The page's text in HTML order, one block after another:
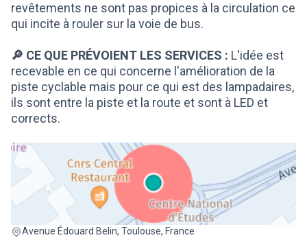
revêtements ne sont pas propices à la circulation ce
qui incite à rouler sur la voie de bus.
🔎 CE QUE PRÉVOIENT LES SERVICES : L'idée est
recevable en ce qui concerne l'amélioration de la
piste cyclable mais pour ce qui est des lampadaires,
ils sont entre la piste et la route et sont à LED et
corrects.
Avenue Édouard Belin, Toulouse, France
(Lien externe)